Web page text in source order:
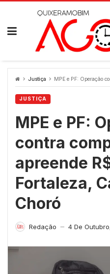
Skip
Justiça MPE e PF: Operação contra compra
JUSTIÇA
MPE e PF:
contra
apreende
Fortaleza,
Choró
Redação — 4 De